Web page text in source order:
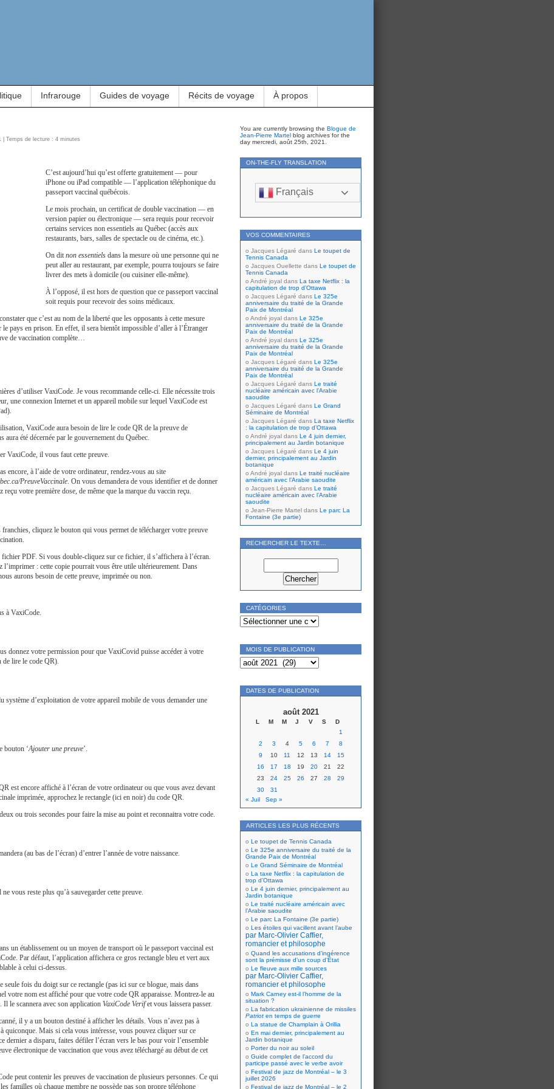
Infrarouge Guides de voyage Récits de voyage À propos
| Temps de lecture : 4 minutes
C’est aujourd’hui qu’est offerte gratuitement — pour
iPhone ou iPad compatible — l’application téléphonique du
passeport vaccinal québécois.
Le mois prochain, un certificat de double vaccination — en
version papier ou électronique — sera requis pour recevoir
certains services non essentiels au Québec (accès aux
restaurants, bars, salles de spectacle ou de cinéma, etc.).
On dit non essentiels dans la mesure où une personne qui ne
peut aller au restaurant, par exemple, pourra toujours se faire
livrer des mets à domicile (ou cuisiner elle-même).
À l’opposé, il est hors de question que ce passeport vaccinal
soit requis pour recevoir des soins médicaux.
que c’est au nom de la liberté que les opposants à cette mesure
pays en prison. En effet, il sera bientôt impossible d’aller à l’Étranger
de vaccination complète…
d’utiliser VaxiCode. Je vous recommande celle-ci. Elle nécessite trois
une connexion Internet et un appareil mobile sur lequel VaxiCode est
VaxiCode aura besoin de lire le code QR de la preuve de
aura été décernée par le gouvernement du Québec.
VaxiCode, il vous faut cette preuve.
encore, à l’aide de votre ordinateur, rendez-vous au site
PreuveVaccinale. On vous demandera de vous identifier et de donner
reçu votre première dose, de même que la marque du vaccin reçu.
franchies, cliquez le bouton qui vous permet de télécharger votre preuve
fichier PDF. Si vous double-cliquez sur ce fichier, il s’affichera à l’écran.
l’imprimer : cette copie pourrait vous être utile ultérieurement. Dans
aurons besoin de cette preuve, imprimée ou non.
à VaxiCode.
donnez votre permission pour que VaxiCovid puisse accéder à votre
de lire le code QR).
système d’exploitation de votre appareil mobile de vous demander une
bouton ‘Ajouter une preuve’.
est encore affiché à l’écran de votre ordinateur ou que vous avez devant
imprimée, approchez le rectangle (ici en noir) du code QR.
ou trois secondes pour faire la mise au point et reconnaitra votre code.
(au bas de l’écran) d’entrer l’année de votre naissance.
vous reste plus qu’à sauvegarder cette preuve.
un établissement ou un moyen de transport où le passeport vaccinal est
Par défaut, l’application affichera ce gros rectangle bleu et vert aux
à celui ci-dessus.
seule fois du doigt sur ce rectangle (pas ici sur ce blogue, mais dans
votre nom est affiché pour que votre code QR apparaisse. Montrez-le au
Il le scannera avec son application VaxiCode Verifet vous laissera passer.
il y a un bouton destiné à afficher les détails. Vous n’avez pas à
quiconque. Mais si cela vous intéresse, vous pouvez cliquer sur ce
dernier a disparu, faites défiler l’écran vers le bas pour voir l’ensemble
électronique de vaccination que vous avez téléchargé au début de cet
peut contenir les preuves de vaccination de plusieurs personnes. Ce qui
familles où chaque membre ne possède pas son propre téléphone
You are currently browsing the Blogue de
Jean-Pierre Martel blog archives for the
day mercredi, août 25th, 2021.
ON-THE-FLY TRANSLATION
Français
VOS COMMENTAIRES
Jacques Légaré dans Le toupet de
Tennis Canada
Jacques Ouellette dans Le toupet de
Tennis Canada
André joyal dans La taxe Netflix : la
capitulation de trop d’Ottawa
Jacques Légaré dans Le 325e
anniversaire du traité de la Grande
Paix de Montréal
André joyal dans Le 325e
anniversaire du traité de la Grande
Paix de Montréal
André joyal dans Le 325e
anniversaire du traité de la Grande
Paix de Montréal
Jacques Légaré dans Le 325e
anniversaire du traité de la Grande
Paix de Montréal
Jacques Légaré dans Le traité
nucléaire américain avec l’Arabie
saoudite
Jacques Légaré dans Le Grand
Séminaire de Montréal
Jacques Légaré dans La taxe Netflix
: la capitulation de trop d’Ottawa
André joyal dans Le 4 juin dernier,
principalement au Jardin botanique
Jacques Légaré dans Le 4 juin
dernier, principalement au Jardin
botanique
André joyal dans Le traité nucléaire
américain avec l’Arabie saoudite
Jacques Légaré dans Le traité
nucléaire américain avec l’Arabie
saoudite
Jean-Pierre Martel dans Le parc La
Fontaine (3e partie)
RECHERCHER LE TEXTE…
CATÉGORIES
Catégories
MOIS DE PUBLICATION
Mois
de
publication
DATES DE PUBLICATION
août 2021
L M M J V S
D
1
2
3 4 5 6 7
8
9
10 11 12 13 14
15
16
17 18 19 20 21
22
23
24 25 26 27 28
29
30
31
« Juil
Sep »
ARTICLES LES PLUS RÉCENTS
Le toupet de Tennis Canada
Le 325e anniversaire du traité de la
Grande Paix de Montréal
Le Grand Séminaire de Montréal
La taxe Netflix : la capitulation de
trop d’Ottawa
Le 4 juin dernier, principalement au
Jardin botanique
Le traité nucléaire américain avec
l’Arabie saoudite
Le parc La Fontaine (3e partie)
Les étoiles qui vacillent avant l’aube
par Marc-Olivier Caffier,
romancier et philosophe
Quand les accusations d’ingérence
sont la prémisse d’un coup d’État
Le fleuve aux mille sources
par Marc-Olivier Caffier,
romancier et philosophe
Mark Carney est-il l’homme de la
situation ?
La fabrication ukrainienne de missiles
Patriot en temps de guerre
La statue de Champlain à Orillia
En mai dernier, principalement au
Jardin botanique
Porter du noir au soleil
Guide complet de l’accord du
participe passé avec le verbe avoir
Festival de jazz de Montréal – le 3
juillet 2026
Festival de jazz de Montréal – le 2